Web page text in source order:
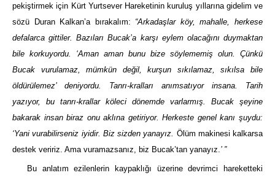
pekiştirmek için Kürt Yurtsever Hareketinin kuruluş yıllarına gidelim ve
sözü Duran Kalkan’a bırakalım: “Arkadaşlar köy, mahalle, herkese
defalarca gittiler. Bazıları Bucak’a karşı eylem olacağını duymaktan
bile korkuyordu. ‘Aman aman bunu bize söylememiş olun. Çünkü
Bucak vurulamaz, mümkün değil, kurşun sıkılamaz, sıkılsa bile
öldürülemez’ deniyordu. Tanrı-kralları anımsatıyor insana. Tarih
yazıyor, bu tanrı-krallar köleci dönemde varlarmış. Bucak şeyine
bakarak insan biraz onu aklına getiriyor. Herkeste genel kanı şuydu:
‘Yani vurabilirseniz iyidir. Biz sizden yanayız. Ölüm makinesi kalkarsa
destek veririz. Ama vuramazsanız, biz Bucak’tan yanayız.’ ”
Bu anlatım ezilenlerin kaypaklığı üzerine devrimci hareketteki